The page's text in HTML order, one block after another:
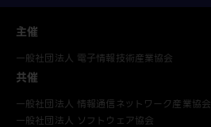
主催
一般社団法人 電子情報技術産業協会
共催
一般社団法人 情報通信ネットワーク産業協会
一般社団法人 ソフトウェア協会